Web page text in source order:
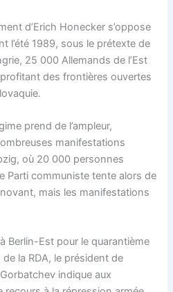
d’Erich Honecker s’oppose
l’été 1989, sous le prétexte de
25 000 Allemands de l’Est
des frontières ouvertes
prend de l’ampleur,
manifestations
où 20 000 personnes
Parti communiste tente alors de
mais les manifestations
Berlin-Est pour le quarantième
la RDA, le président de
indique aux